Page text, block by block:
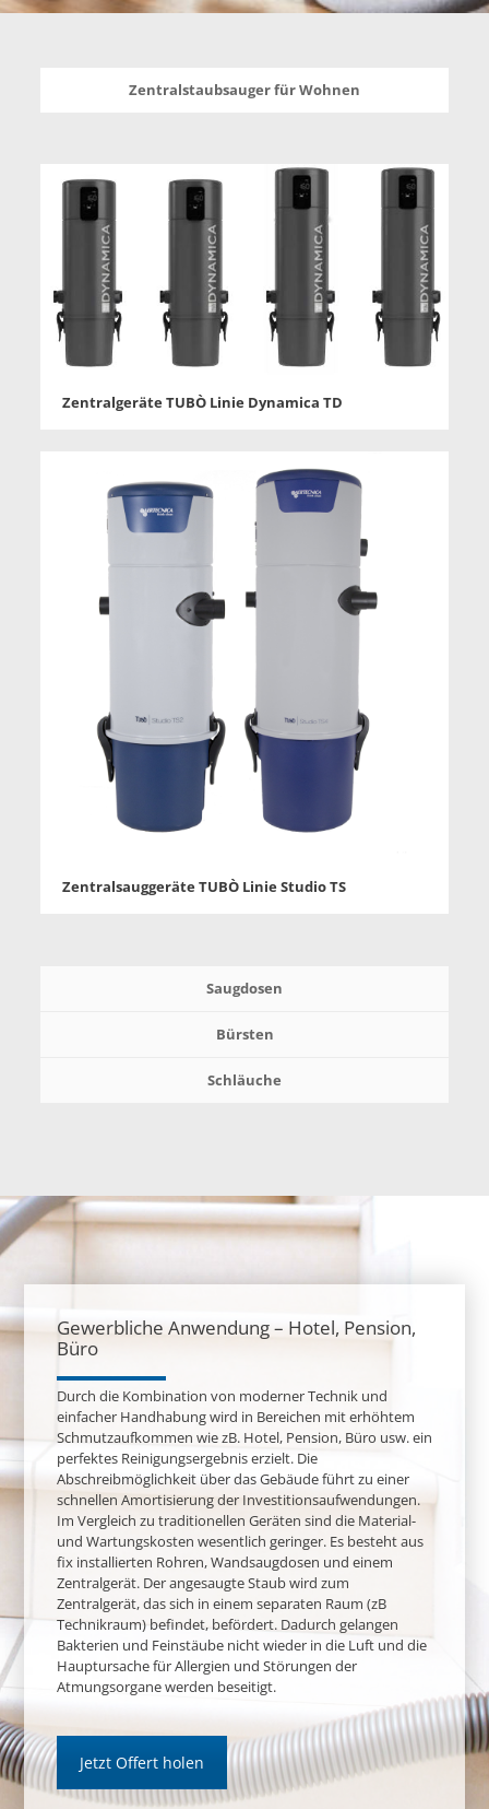
Zentralstaubsauger für Wohnen
Zentralgeräte TUBÒ Linie Dynamica TD
Zentralsauggeräte TUBÒ Linie Studio TS
Saugdosen
Bürsten
Schläuche
Gewerbliche Anwendung – Hotel, Pension,
Büro
Durch die Kombination von moderner Technik und
einfacher Handhabung wird in Bereichen mit erhöhtem
Schmutzaufkommen wie zB. Hotel, Pension, Büro usw. ein
perfektes Reinigungsergebnis erzielt. Die
Abschreibmöglichkeit über das Gebäude führt zu einer
schnellen Amortisierung der Investitionsaufwendungen.
Im Vergleich zu traditionellen Geräten sind die Material-
und Wartungskosten wesentlich geringer. Es besteht aus
fix installierten Rohren, Wandsaugdosen und einem
Zentralgerät. Der angesaugte Staub wird zum
Zentralgerät, das sich in einem separaten Raum (zB
Technikraum) befindet, befördert. Dadurch gelangen
Bakterien und Feinstäube nicht wieder in die Luft und die
Hauptursache für Allergien und Störungen der
Atmungsorgane werden beseitigt.
Jetzt Offert holen